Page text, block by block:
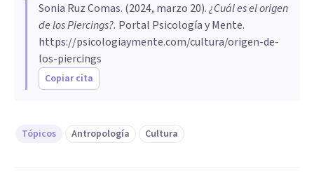
Sonia Ruz Comas. (2024, marzo 20).¿Cuál es el origen
de los Piercings?. Portal Psicología y Mente.
https://psicologiaymente.com/cultura/origen-de-
los-piercings
Copiar cita
Tópicos Antropología Cultura